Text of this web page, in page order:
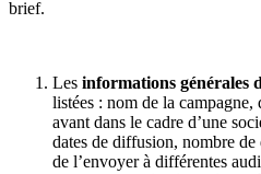
brief.
Les informations générales
listées : nom de la campagne,
avant dans le cadre d’une
dates de diffusion, nombre
de l’envoyer à différentes